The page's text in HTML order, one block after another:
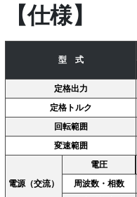
【仕様】
型 式
定格出力
定格トルク
回転範囲
変速範囲
電源（交流）
電圧
周波数・相数